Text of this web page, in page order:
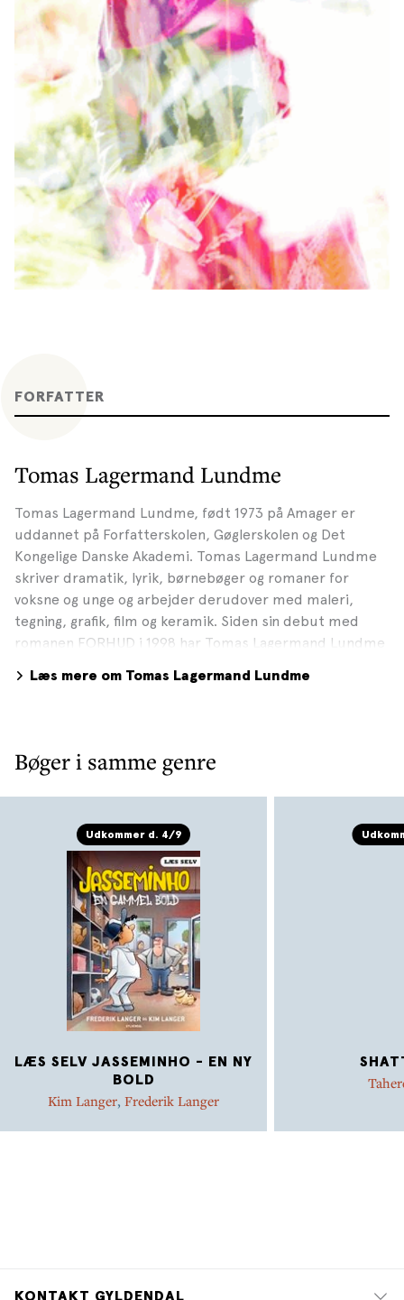
FORFATTER
Tomas Lagermand Lundme
Tomas Lagermand Lundme, født 1973 på Amager er
uddannet på Forfatterskolen, Gøglerskolen og Det
Kongelige Danske Akademi. Tomas Lagermand Lundme
skriver dramatik, lyrik, børnebøger og romaner for
voksne og unge og arbejder derudover med maleri,
tegning, grafik, film og keramik. Siden sin debut med
romanen FORHUD i 1998 har Tomas Lagermand Lundme
bl.a. AMAGER HALSHUG og ALT ER MIT. I august 2025 var
Læs mere om Tomas Lagermand Lundme
Bøger i samme genre
Udkommer d. 4/9
LÆS SELV JASSEMINHO - EN NY
BOLD
Kim Langer, Frederik Langer
KONTAKT GYLDENDAL